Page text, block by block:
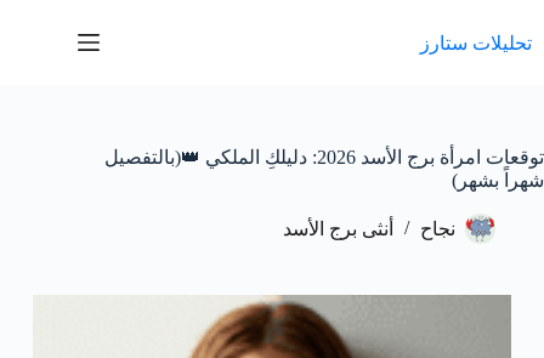
المحتوى
تحليلات ستارز
توقعات امرأة برج الأسد 2026: دليلكِ الملكي 👑(بالتفصيل
شهراً بشهر)
نجاح أنثى برج الأسد